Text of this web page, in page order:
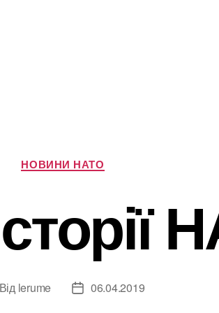
Категорії
НОВИНИ НАТО
Від lerume
Дата06.04.2019